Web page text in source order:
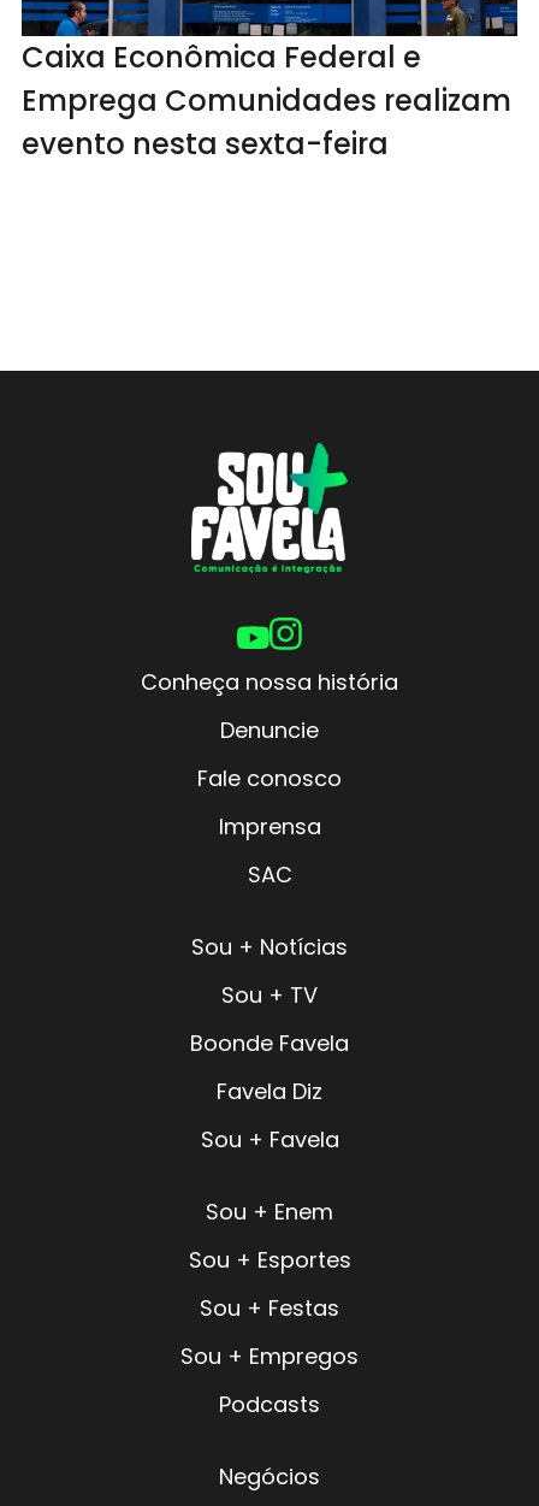
Caixa Econômica Federal e
Emprega Comunidades realizam
evento nesta sexta-feira
Conheça nossa história
Denuncie
Fale conosco
Imprensa
SAC
Sou + Notícias
Sou + TV
Boonde Favela
Favela Diz
Sou + Favela
Sou + Enem
Sou + Esportes
Sou + Festas
Sou + Empregos
Podcasts
Negócios